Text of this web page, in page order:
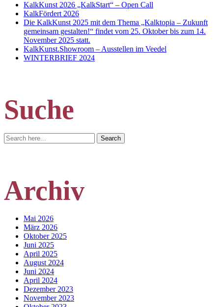
KalkKunst 2026 „KalkStart“ – Open Call
KalkFördert 2026
Die KalkKunst 2025 mit dem Thema „Kalktopia – Zukunft
gemeinsam gestalten!“ findet vom 25. Oktober bis zum 14.
November 2025 statt.
KalkKunst.Showroom – Ausstellen im Veedel
WINTERBRIEF 2024
Suche
Search
for:
Search
Archiv
Mai 2026
März 2026
Oktober 2025
Juni 2025
April 2025
August 2024
Juni 2024
April 2024
Dezember 2023
November 2023